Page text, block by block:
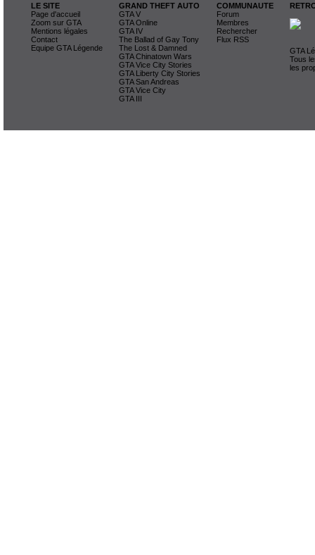
LE SITE
Page d'accueil
Zoom sur GTA
Mentions légales
Contact
Equipe GTA Légende
GRAND THEFT AUTO
GTA V
GTA Online
GTA IV
The Ballad of Gay Tony
The Lost & Damned
GTA Chinatown Wars
GTA Vice City Stories
GTA Liberty City Stories
GTA San Andreas
GTA Vice City
GTA III
COMMUNAUTE
Forum
Membres
Rechercher
Flux RSS
GTA
Tous
les